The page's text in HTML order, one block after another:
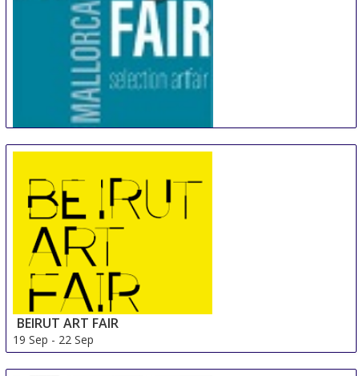
18 Sep-21 Sep
Spain
BEIRUT ART FAIR
19 Sep - 22 Sep
Beirut Area
Lebanon